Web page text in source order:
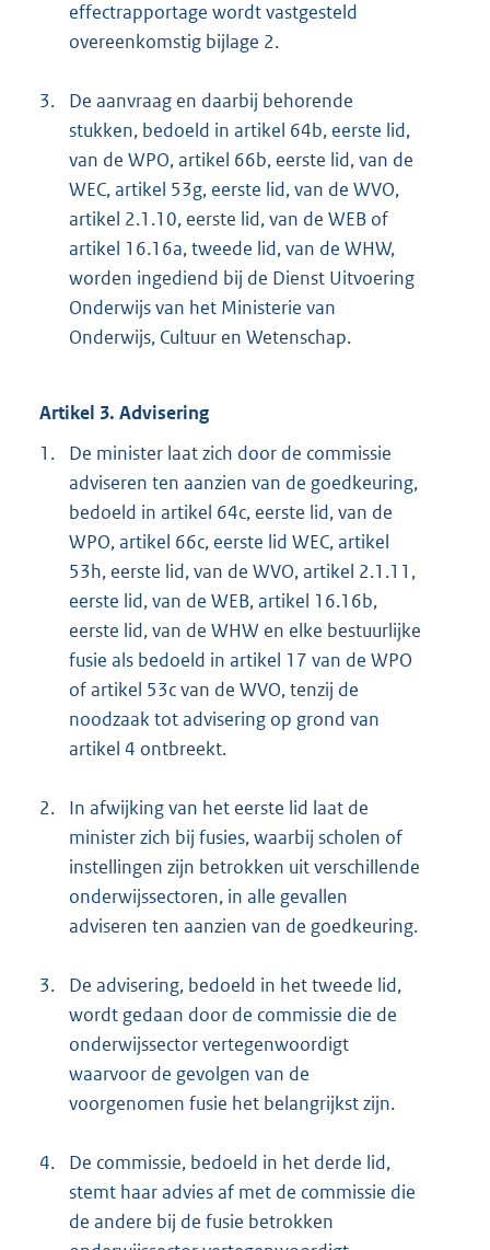
n
i
n
k
:
effectrapportage wordt vastgesteld
overeenkomstig bijlage 2.
3.
De aanvraag en daarbij behorende
stukken, bedoeld in artikel 64b, eerste lid,
van de WPO, artikel 66b, eerste lid, van de
WEC, artikel 53g, eerste lid, van de WVO,
artikel 2.1.10, eerste lid, van de WEB of
artikel 16.16a, tweede lid, van de WHW,
worden ingediend bij de Dienst Uitvoering
Onderwijs van het Ministerie van
Onderwijs, Cultuur en Wetenschap.
Artikel 3. Advisering
1.
De minister laat zich door de commissie
adviseren ten aanzien van de goedkeuring,
bedoeld in artikel 64c, eerste lid, van de
WPO, artikel 66c, eerste lid WEC, artikel
53h, eerste lid, van de WVO, artikel 2.1.11,
eerste lid, van de WEB, artikel 16.16b,
eerste lid, van de WHW en elke bestuurlijke
fusie als bedoeld in artikel 17 van de WPO
of artikel 53c van de WVO, tenzij de
noodzaak tot advisering op grond van
artikel 4 ontbreekt.
2.
In afwijking van het eerste lid laat de
minister zich bij fusies, waarbij scholen of
instellingen zijn betrokken uit verschillende
onderwijssectoren, in alle gevallen
adviseren ten aanzien van de goedkeuring.
3.
De advisering, bedoeld in het tweede lid,
wordt gedaan door de commissie die de
onderwijssector vertegenwoordigt
waarvoor de gevolgen van de
voorgenomen fusie het belangrijkst zijn.
4.
De commissie, bedoeld in het derde lid,
stemt haar advies af met de commissie die
de andere bij de fusie betrokken